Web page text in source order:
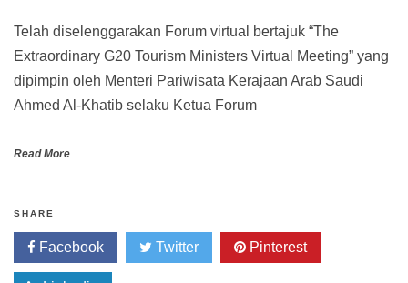
Telah diselenggarakan Forum virtual bertajuk “The
Extraordinary G20 Tourism Ministers Virtual Meeting” yang
dipimpin oleh Menteri Pariwisata Kerajaan Arab Saudi
Ahmed Al-Khatib selaku Ketua Forum
Read More
SHARE
Facebook Twitter Pinterest